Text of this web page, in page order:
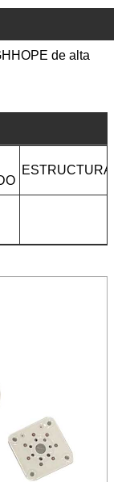
de alta
ESTRUCTURA